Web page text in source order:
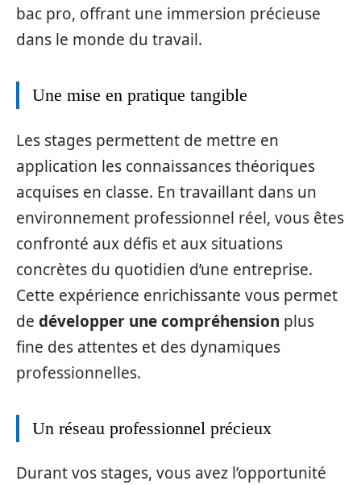
bac pro, offrant une immersion précieuse
dans le monde du travail.
Une mise en pratique tangible
Les stages permettent de mettre en
application les connaissances théoriques
acquises en classe. En travaillant dans un
environnement professionnel réel, vous êtes
confronté aux défis et aux situations
concrètes du quotidien d’une entreprise.
Cette expérience enrichissante vous permet
de développer une compréhension plus
fine des attentes et des dynamiques
professionnelles.
Un réseau professionnel précieux
Durant vos stages, vous avez l’opportunité